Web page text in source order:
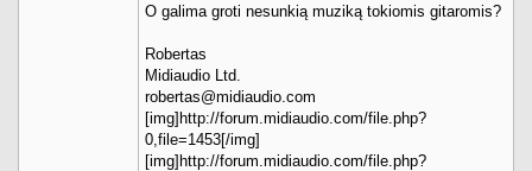
O galima groti nesunkią muziką tokiomis gitaromis?
Robertas
Midiaudio Ltd.
robertas@midiaudio.com
[img]http://forum.midiaudio.com/file.php?
0,file=1453[/img]
[img]http://forum.midiaudio.com/file.php?